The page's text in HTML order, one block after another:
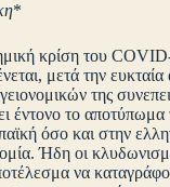
*
κρίση του
μετά την ευκταία
της
έντονο το αποτύπωμα
όσο και στην
Ήδη οι
να